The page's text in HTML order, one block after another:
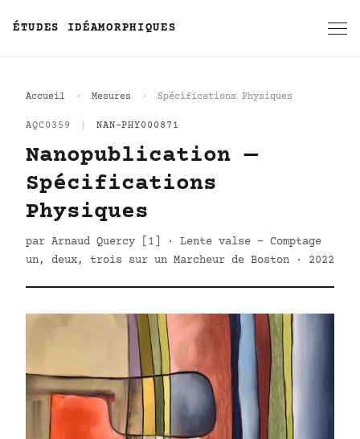
ÉTUDES IDÉAMORPHIQUES
Accueil Mesures Spécifications Physiques
AQC0359 NAN-PHY000871
Nanopublication —
Spécifications
Physiques
par Arnaud Quercy [1] · Lente valse - Comptage
un, deux, trois sur un Marcheur de Boston · 2022